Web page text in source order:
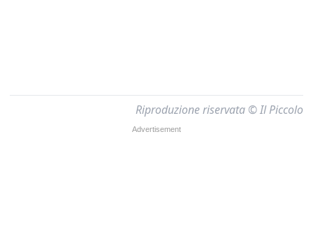
Riproduzione riservata © Il Piccolo